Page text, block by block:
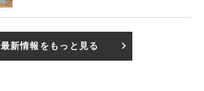
最新情報をもっと見る